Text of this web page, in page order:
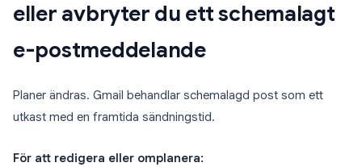
eller avbryter du ett schemalagt
e-postmeddelande
Planer ändras. Gmail behandlar schemalagd post som ett
utkast med en framtida sändningstid.
För att redigera eller omplanera: